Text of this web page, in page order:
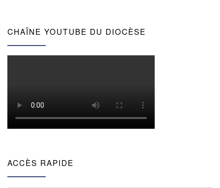
CHAÎNE YOUTUBE DU DIOCÈSE
ACCÈS RAPIDE